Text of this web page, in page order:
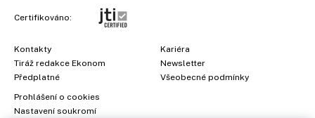
Certifikováno:
Kontakty
Tiráž redakce Ekonom
Předplatné
Kariéra
Newsletter
Všeobecné podmínky
Prohlášení o cookies
Nastavení soukromí